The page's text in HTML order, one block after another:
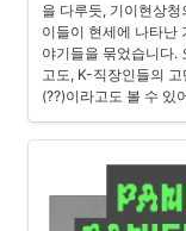
을 다루듯, 기이현상
이들이 현세에 나타난
야기들을 묶었습니다.
고도, K-직장인들의
(??)이라고도 볼 수 있